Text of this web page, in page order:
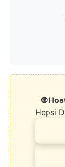
🌐
Hepsi